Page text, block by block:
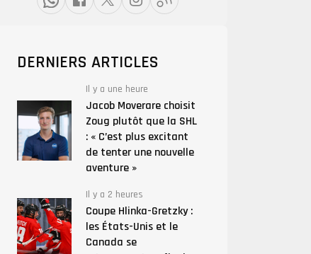
DERNIERS ARTICLES
Il y a une heure
Jacob Moverare choisit
Zoug plutôt que la SHL
: « C’est plus excitant
de tenter une nouvelle
aventure »
Il y a 2 heures
Coupe Hlinka-Gretzky :
les États-Unis et le
Canada se